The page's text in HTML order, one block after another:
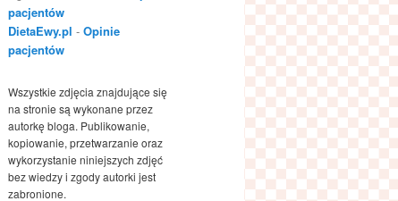
pacjentów
DietaEwy.pl - Opinie
pacjentów
Wszystkie zdjęcia znajdujące się
na stronie są wykonane przez
autorkę bloga. Publikowanie,
kopiowanie, przetwarzanie oraz
wykorzystanie niniejszych zdjęć
bez wiedzy i zgody autorki jest
zabronione.